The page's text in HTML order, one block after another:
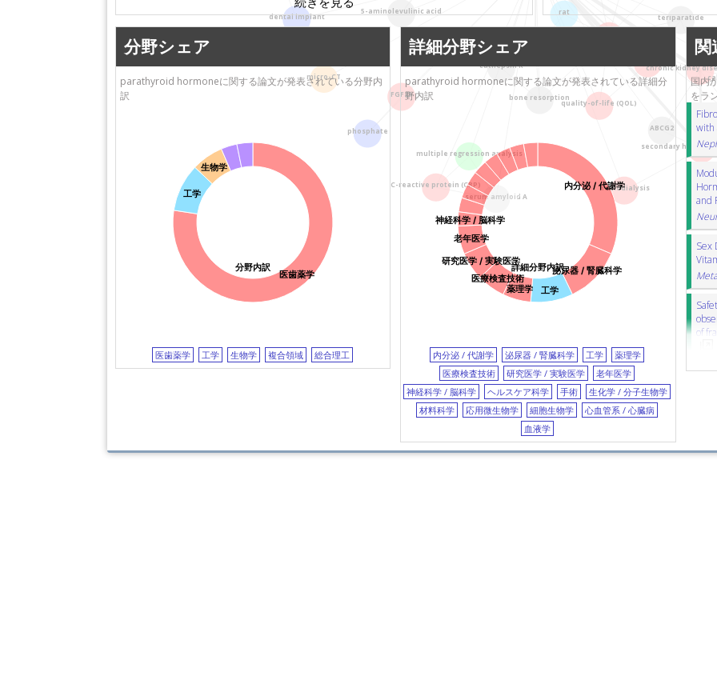
chronic kidney
secondary
osteogenesis
FGF23
phosphate
5-aminolevulinic acid
ABCG2
dental implant
C-reactive protein (CRP)
multiple regression analysis
serum amyloid A
micro-CT
quality-of-life (QOL)
teriparatide
bone resorption
cathepsin K
rat
hemodialysis
国際医療福祉大学
防衛医科大学校
近畿大学
神戸薬科大学
小野薬品工業株式会社
東京大学
沖中記念病院成人病研
山口大学
神戸大学
大阪母子医療センター
慶応義塾大学
国立がん研究センター
島根大学
香川栄養学園女子栄養
大学
名古屋大学
photodynamic therapy
光線力学
calcium-sensing receptor
カルシ
G-
ABCG2
ibandronate イバンドロン酸
CYP24A1
fracture 骨折 dental
C-reactive protein (CRP)
C反応性
serum amyloid A
血清アミロイドA
chondrogenic
osteogenic differentiation
骨分化
quality-of-life (QOL)
cathepsin K
カテプシンK ラ
kidney disease
circadian
スクレロスチン
prostaglandin E2
分野シェア
parathyroid hormoneに関する論文が発表されている分野内
訳
分野内訳
医歯薬学
工学
生物学
医歯薬学 工学 生物学 複合領域 総合理工
詳細分野シェア
parathyroid hormoneに関する論文が発表されている詳細分
野内訳
詳細分野内訳
内分泌 / 代謝学
泌尿器 / 腎臓科学
工学
薬理学
医療検査技術
研究医学 / 実験医学
老年医学
神経科学 / 脳科学
内分泌 / 代謝学 泌尿器 / 腎臓科学 工学
薬理学
医療検査技術
研究医学 / 実験医学
老年医学
神経科学 / 脳科学
ヘルスケア科学 手術
生化学 / 分子生物学
材料科学
応用微生物学 細胞生物学
心血管系 / 心臓病
血液学
関
国内
をラ
with
and
Sex
of